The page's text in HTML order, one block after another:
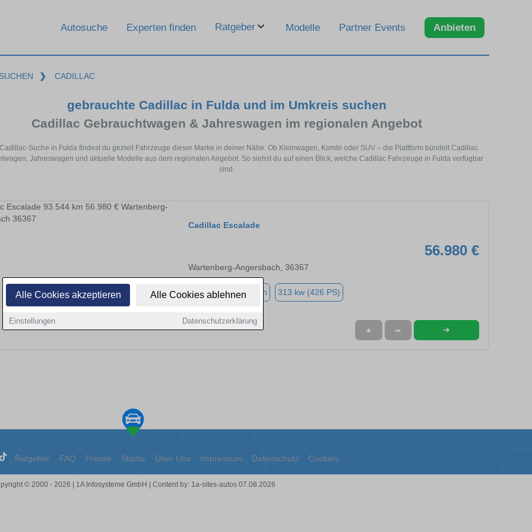
Alle Cookies akzeptieren Alle Cookies ablehnen
Einstellungen Datenschutzerklärung
Autosuche Experten finden Ratgeber Modelle Partner Events Anbieten
❯ CADILLAC
gebrauchte Cadillac in Fulda und im Umkreis suchen
Cadillac Gebrauchtwagen & Jahreswagen im regionalen Angebot
Suche in Fulda findest du gezielt Fahrzeuge dieser Marke in deiner Nähe. Ob Kleinwagen, Kombi oder SUV – die Plattform bündelt Cadillac
Jahreswagen und aktuelle Modelle aus dem regionalen Angebot. So siehst du auf einen Blick, welche Cadillac Fahrzeuge in Fulda verfügbar
sind.
Cadillac Escalade
56.980 €
Wartenberg-Angersbach, 36367
93.544 km Benzin 313 kw (426 PS)
★ ➦ ➜
Ratgeber FAQ Presse Städte Über Uns Impressum Datenschutz Cookies
© 2000 - 2026 | 1A Infosysteme GmbH | Content by: 1a-sites-autos 07.08.2026